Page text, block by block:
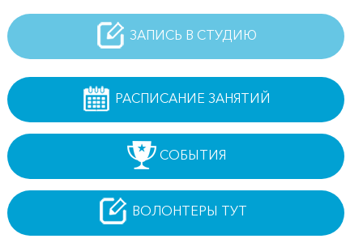
ЗАПИСЬ В СТУДИЮ
РАСПИСАНИЕ ЗАНЯТИЙ
СОБЫТИЯ
ВОЛОНТЕРЫ ТУТ